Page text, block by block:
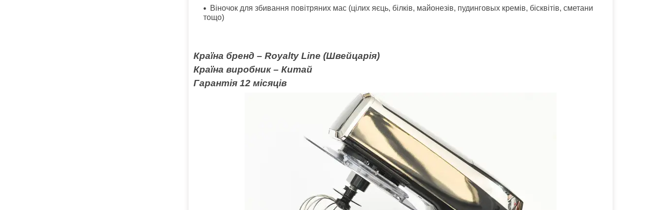
Віночок для збивання повітряних мас (цілих яєць, білків, майонезів, пудинговых кремів, бісквітів, сметани
тощо)
Країна бренд – Royalty Line (Швейцарія)
Країна виробник – Китай
Гарантія 12 місяців